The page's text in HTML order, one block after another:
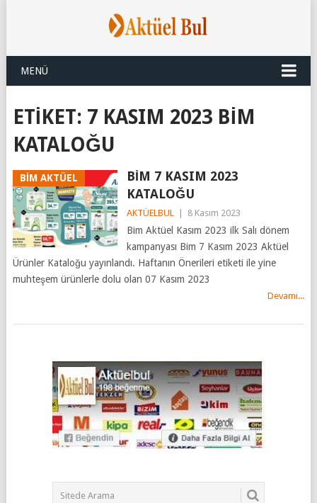
MENÜ
ETIKET: 7 KASIM 2023 BIM
KATALOĞU
BİM AKTÜEL
BİM 7 KASIM 2023
KATALOĞU
AKTÜELBUL 8 Kasım 2023
Bim Aktüel Kasım 2023 ilk Salı dönem
kampanyası Bim 7 Kasım 2023 Aktüel
Ürünler Kataloğu yayınlandı. Haftanın Önerileri etiketi ile yine
muhteşem ürünlerle dolu olan 07 Kasım 2023
Devamı...
NAVIGATION